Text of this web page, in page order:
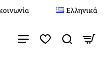
Ελληνικά